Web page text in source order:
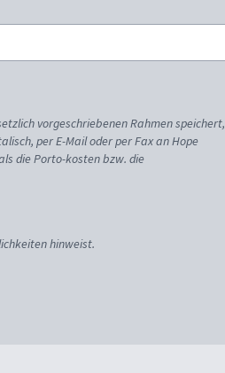
vorgeschriebenen Rahmen speichert,
per E-Mail oder per Fax an Hope
die Porto-kosten bzw. die
hinweist.